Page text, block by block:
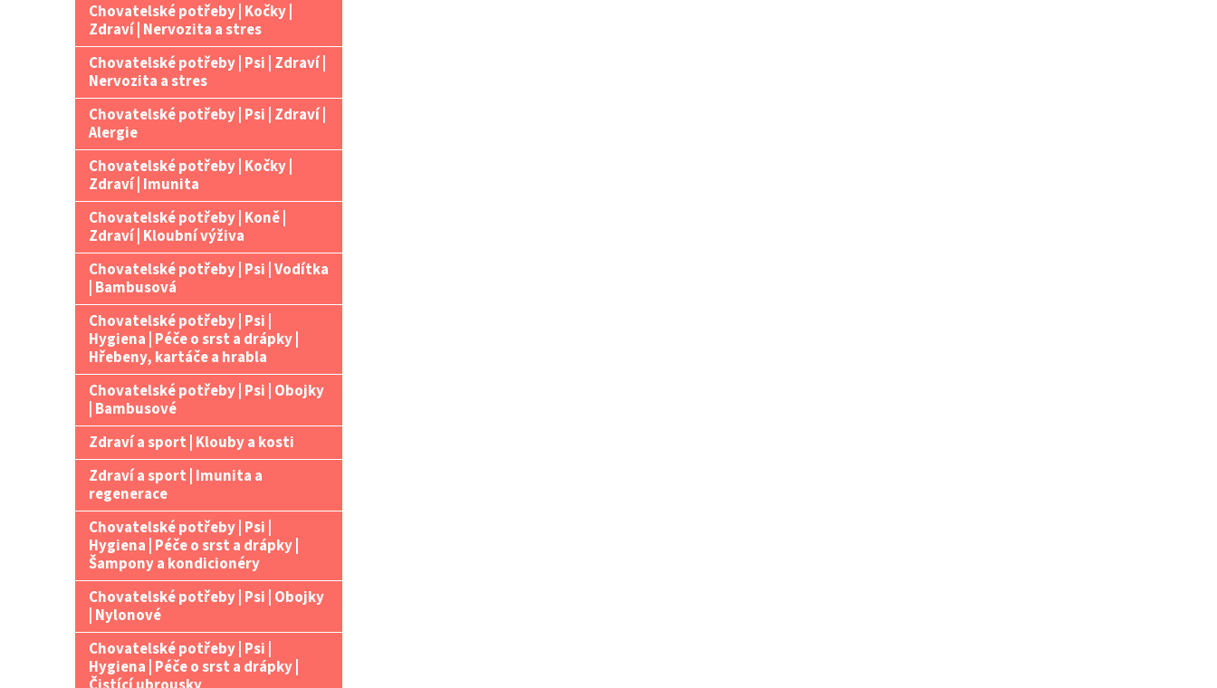
Chovatelské potřeby | Kočky |
Zdraví | Nervozita a stres
Chovatelské potřeby | Psi | Zdraví |
Nervozita a stres
Chovatelské potřeby | Psi | Zdraví |
Alergie
Chovatelské potřeby | Kočky |
Zdraví | Imunita
Chovatelské potřeby | Koně |
Zdraví | Kloubní výživa
Chovatelské potřeby | Psi | Vodítka
| Bambusová
Chovatelské potřeby | Psi |
Hygiena | Péče o srst a drápky |
Hřebeny, kartáče a hrabla
Chovatelské potřeby | Psi | Obojky
| Bambusové
Zdraví a sport | Klouby a kosti
Zdraví a sport | Imunita a
regenerace
Chovatelské potřeby | Psi |
Hygiena | Péče o srst a drápky |
Šampony a kondicionéry
Chovatelské potřeby | Psi | Obojky
| Nylonové
Chovatelské potřeby | Psi |
Hygiena | Péče o srst a drápky |